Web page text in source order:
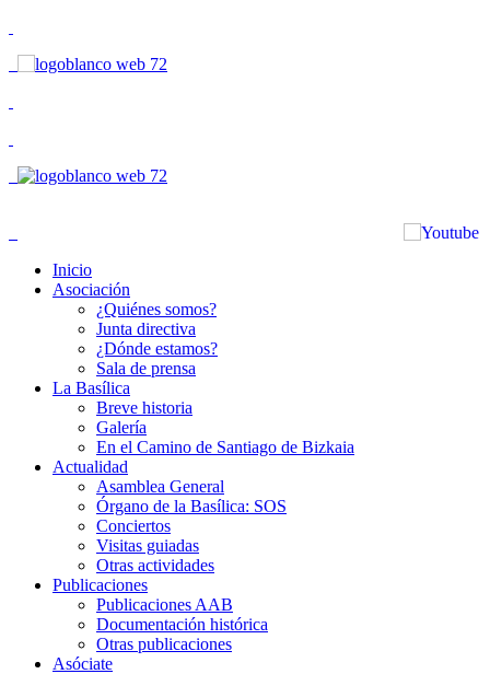
Inicio
Asociación
¿Quiénes somos?
Junta directiva
¿Dónde estamos?
Sala de prensa
La Basílica
Breve historia
Galería
En el Camino de Santiago de Bizkaia
Actualidad
Asamblea General
Órgano de la Basílica: SOS
Conciertos
Visitas guiadas
Otras actividades
Publicaciones
Publicaciones AAB
Documentación histórica
Otras publicaciones
Asóciate